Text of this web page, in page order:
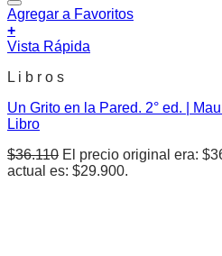
Agregar a Favoritos
+
Vista Rápida
L i b r o s
Un Grito en la Pared. 2° ed. |
Libro
$36.110 El precio original era:
actual es: $29.900.